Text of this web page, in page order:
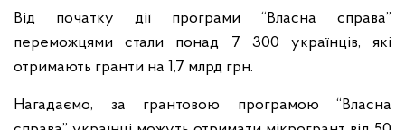
Від початку дії програми “Власна справа”
переможцями стали понад 7 300 українців, які
отримають гранти на 1,7 млрд грн.
Нагадаємо, за грантовою програмою “Власна